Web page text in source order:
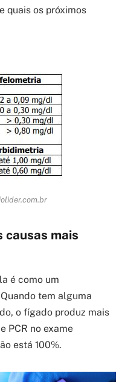
quais os próximos
causas mais
é como um
tem alguma
o fígado produz mais
PCR no exame
está 100%.